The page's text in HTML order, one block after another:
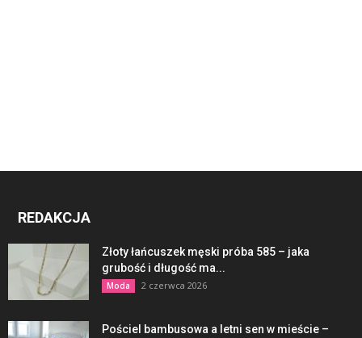
REDAKCJA
Złoty łańcuszek męski próba 585 – jaka
grubość i długość ma...
Moda 2 czerwca 2026
Pościel bambusowa a letni sen w mieście –